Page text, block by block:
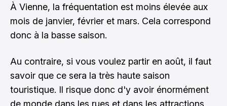
À Vienne, la fréquentation est moins élevée aux
mois de janvier, février et mars. Cela correspond
donc à la basse saison.
Au contraire, si vous voulez partir en août, il faut
savoir que ce sera la très haute saison
touristique. Il risque donc d'y avoir énormément
de monde dans les rues et dans les attractions